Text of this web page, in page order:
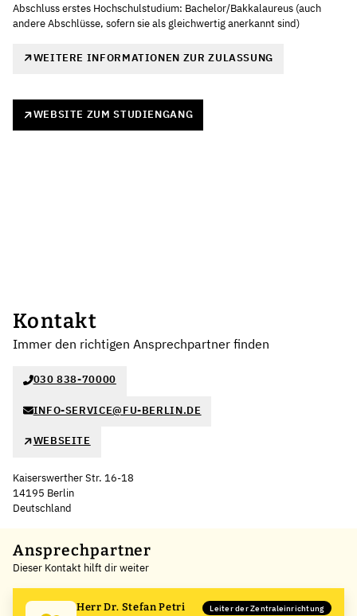
Abschluss erstes Hochschulstudium: Bachelor/Bakkalaureus (auch
andere Abschlüsse, sofern sie als gleichwertig anerkannt sind)
WEITERE INFORMATIONEN ZUR ZULASSUNG
WEBSITE ZUM STUDIENGANG
Kontakt
Immer den richtigen Ansprechpartner finden
030 838-70000
INFO-SERVICE@FU-BERLIN.DE
WEBSEITE
Kaiserswerther Str. 16-18
14195 Berlin
Deutschland
+
−
Ansprechpartner
Dieser Kontakt hilft dir weiter
Herr Dr. Stefan Petri Leiter der Zentraleinrichtung